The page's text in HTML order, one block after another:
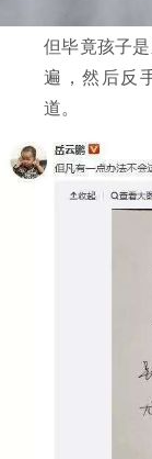
但毕竟孩子
遍，然后反
道。